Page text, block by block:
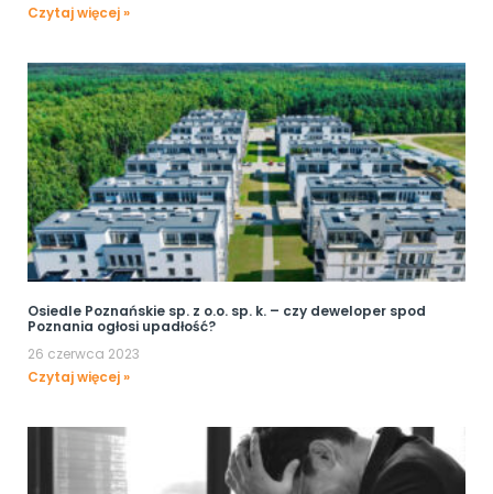
Czytaj więcej »
Osiedle Poznańskie sp. z o.o. sp. k. – czy deweloper spod
Poznania ogłosi upadłość?
26 czerwca 2023
Czytaj więcej »